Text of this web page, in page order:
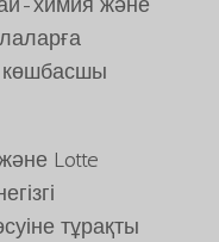
көшбасшы
Lotte
тұрақты